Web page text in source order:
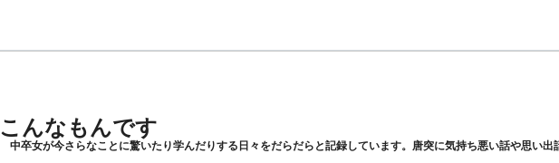
こんなもんです
中卒女が今さらなことに驚いたり学んだりする日々をだらだらと記録しています。唐突に気持ち悪い話や思い出